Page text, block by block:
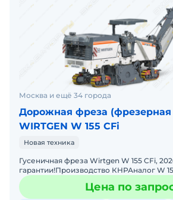
Москва и ещё 34 города
Дорожная фреза
WIRTGEN W 155 CFi
Новая техника
Гусеничная фреза Wirtgen W 155 CFi,
гарантии!Производство КНРАналог W
ГерманииСрок поставки 4 недели, цена
Цена по